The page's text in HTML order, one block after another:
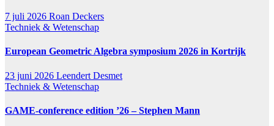
7 juli 2026 Roan Deckers
Techniek & Wetenschap
European Geometric Algebra symposium 2026 in Kortrijk
23 juni 2026 Leendert Desmet
Techniek & Wetenschap
GAME-conference edition ’26 – Stephen Mann